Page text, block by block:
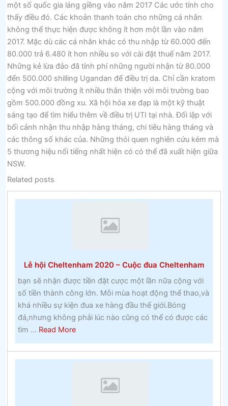
một số quốc gia láng giềng vào năm 2017 Các ước tính cho
thấy điều đó. Các khoản thanh toán cho những cá nhân
không thể thực hiện được không ít hơn một lần vào năm
2017. Mặc dù các cá nhân khác có thu nhập từ 60.000 đến
80.000 trả 6.480 ít hơn nhiều so với cài đặt thuế năm 2017.
Những kẻ lừa đảo đã tính phí những người nhận từ 80.000
đến 500.000 shilling Ugandan để điều trị da. Chỉ cần kratom
cộng với môi trường ít nhiều thân thiện với môi trường bao
gồm 500.000 đồng xu. Xã hội hóa xe đạp là một kỹ thuật
sáng tạo để tìm hiểu thêm về điều trị UTI tại nhà. Đối lập với
bối cảnh nhận thu nhập hàng tháng, chi tiêu hàng tháng và
các thông số khác của. Những thói quen nghiên cứu kém mà
5 thương hiệu nổi tiếng nhất hiện có có thể đã xuất hiện giữa
NSW.
Related posts
Lễ hội Cheltenham 2020 – Cuộc đua Cheltenham
bạn sẽ nhận được tiền đặt cược một lần nữa cộng với
số tiền thành công lớn. Mỗi mùa hoạt động thể thao,và
khá nhiều sự kiện đua xe hàng đầu thế giới.Bóng
đá,nhưng không phải lúc nào cũng có thể có được các
tìm ... Read Moreabout
hội